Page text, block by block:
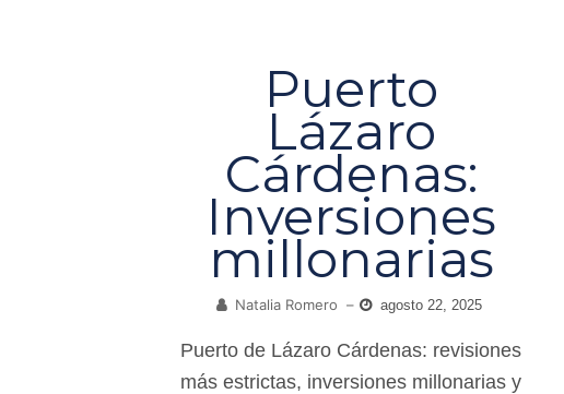
Puerto
Lázaro
Cárdenas:
Inversiones
millonarias
Natalia Romero – agosto 22, 2025
Puerto de Lázaro Cárdenas: revisiones
más estrictas, inversiones millonarias y